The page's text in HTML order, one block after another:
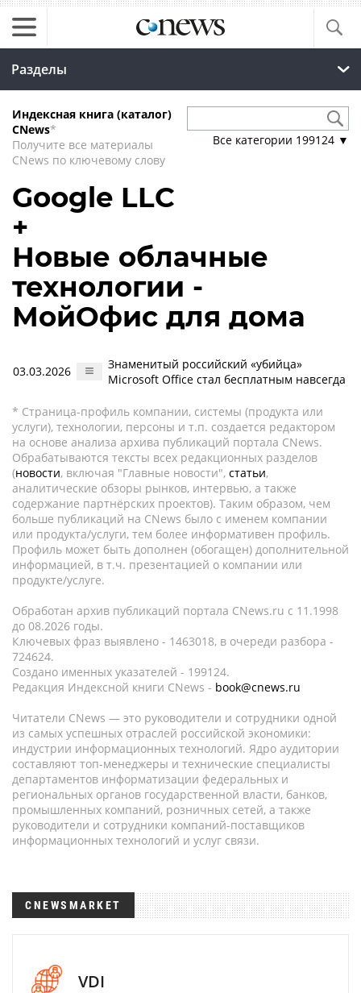
Разделы
Индексная книга (каталог)
CNews*
Получите все материалы
CNews по ключевому слову
Все категории 199124 ▼
Google LLC
+
Новые облачные
технологии -
МойОфис для дома
03.03.2026
Знаменитый российский «убийца»
Microsoft Office стал бесплатным навсегда
* Страница-профиль компании, системы (продукта или
услуги), технологии, персоны и т.п. создается редактором
на основе анализа архива публикаций портала CNews.
Обрабатываются тексты всех редакционных разделов
(новости, включая "Главные новости", статьи,
аналитические обзоры рынков, интервью, а также
содержание партнёрских проектов). Таким образом, чем
больше публикаций на CNews было с именем компании
или продукта/услуги, тем более информативен профиль.
Профиль может быть дополнен (обогащен) дополнительной
информацией, в т.ч. презентацией о компании или
продукте/услуге.
Обработан архив публикаций портала CNews.ru c 11.1998
до 08.2026 годы.
Ключевых фраз выявлено - 1463018, в очереди разбора -
724624.
Создано именных указателей - 199124.
Редакция Индексной книги CNews - book@cnews.ru
Читатели CNews — это руководители и сотрудники одной
из самых успешных отраслей российской экономики:
индустрии информационных технологий. Ядро аудитории
составляют топ-менеджеры и технические специалисты
департаментов информатизации федеральных и
региональных органов государственной власти, банков,
промышленных компаний, розничных сетей, а также
руководители и сотрудники компаний-поставщиков
информационных технологий и услуг связи.
CNEWSMARKET
VDI